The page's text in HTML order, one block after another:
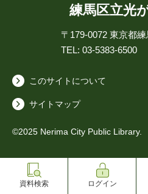
練馬区立光
〒179-0072 東京都
TEL: 03-5383-6500
このサイトについて
サイトマップ
©2025 Nerima City Public Library.
資料検索 ログイン